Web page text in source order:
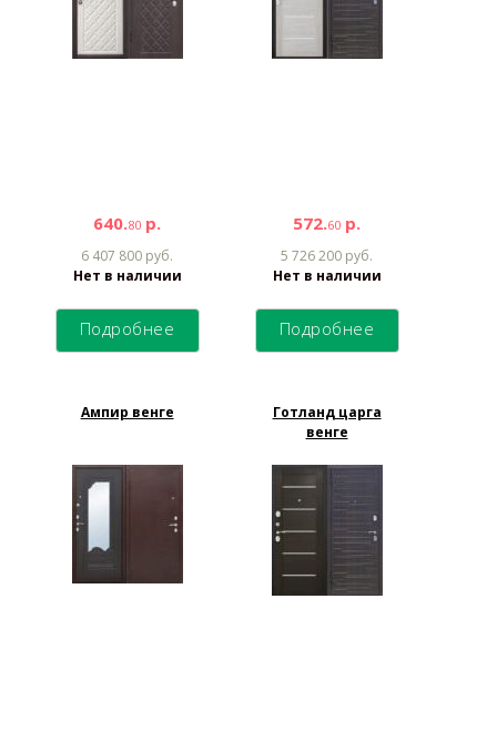
640.80 р.
6 407 800 руб.
Нет в наличии
Подробнее
572.60 р.
5 726 200 руб.
Нет в наличии
Подробнее
Ампир венге
Готланд царга
венге